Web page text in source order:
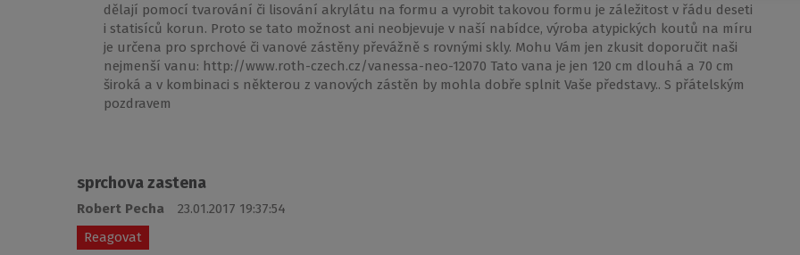
dělají pomocí tvarování či lisování akrylátu na formu a vyrobit takovou formu je záležitost v řádu deseti
i statisíců korun. Proto se tato možnost ani neobjevuje v naší nabídce, výroba atypických koutů na míru
je určena pro sprchové či vanové zástěny převážně s rovnými skly. Mohu Vám jen zkusit doporučit naši
nejmenší vanu: http://www.roth-czech.cz/vanessa-neo-12070 Tato vana je jen 120 cm dlouhá a 70 cm
široká a v kombinaci s některou z vanových zástěn by mohla dobře splnit Vaše představy.. S přátelským
pozdravem
sprchova zastena
Robert Pecha
23.01.2017 19:37:54
Reagovat